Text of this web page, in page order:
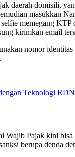
daerah domisili,
masukkan
memegang KTP
kirimkan email
nomor
Teknologi
Wajib Pajak kini
berupa denda